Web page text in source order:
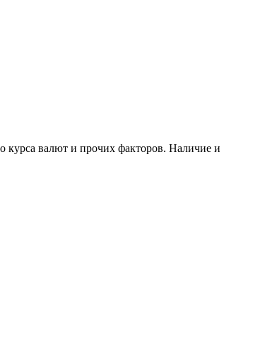
курса валют и прочих факторов. Наличие и